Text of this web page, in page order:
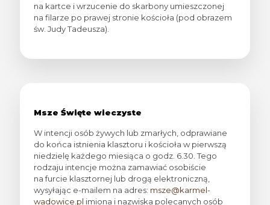
na kartce i wrzucenie do skarbony umieszczonej
na filarze po prawej stronie kościoła (pod obrazem
św. Judy Tadeusza).
Msze Święte wieczyste
W intencji osób żywych lub zmarłych, odprawiane
do końca istnienia klasztoru i kościoła w pierwszą
niedzielę każdego miesiąca o godz. 6.30. Tego
rodzaju intencje można zamawiać osobiście
na furcie klasztornej lub drogą elektroniczną,
wysyłając e-mailem na adres: msze@karmel-
wadowice.pl imiona i nazwiska polecanych osób